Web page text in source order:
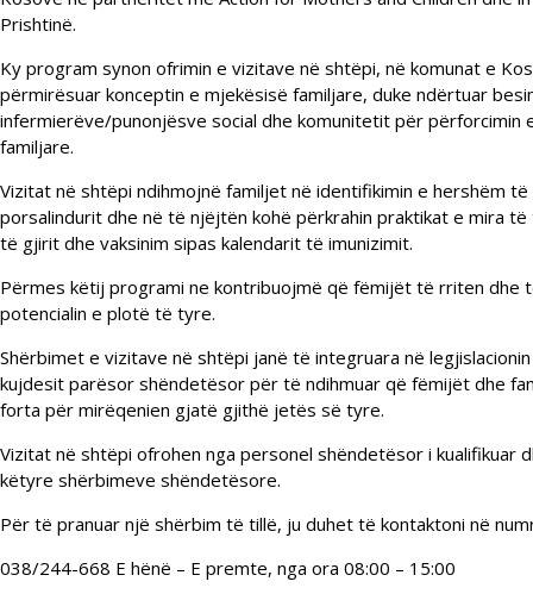
Prishtinë.
Ky program synon ofrimin e vizitave në shtëpi, në komunat e
përmirësuar konceptin e mjekësisë familjare, duke ndërtuar
infermierëve/punonjësve social dhe komunitetit për përforcimin
familjare.
Vizitat në shtëpi ndihmojnë familjet në identifikimin e hershëm
porsalindurit dhe në të njëjtën kohë përkrahin praktikat e mira
të gjirit dhe vaksinim sipas kalendarit të imunizimit.
Përmes këtij programi ne kontribuojmë që fëmijët të rriten dhe
potencialin e plotë të tyre.
Shërbimet e vizitave në shtëpi janë të integruara në
kujdesit parësor shëndetësor për të ndihmuar që fëmijët dhe
forta për mirëqenien gjatë gjithë jetës së tyre.
Vizitat në shtëpi ofrohen nga personel shëndetësor i kualifikuar
këtyre shërbimeve shëndetësore.
Për të pranuar një shërbim të tillë, ju duhet të kontaktoni në
038/244-668 E hënë – E premte, nga ora 08:00 – 15:00